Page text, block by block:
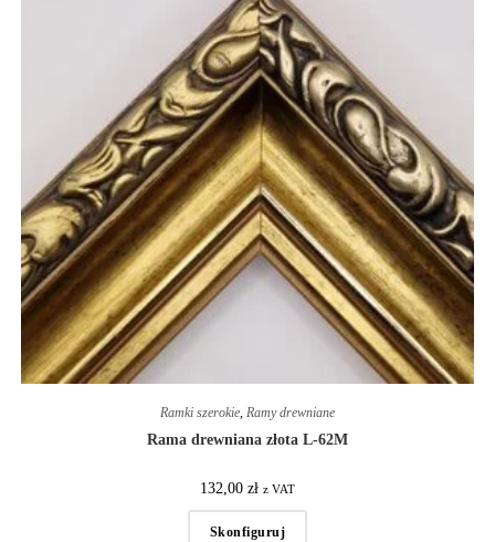
Ramki szerokie, Ramy drewniane
Rama drewniana złota L-62M
132,00 zł z VAT
Skonfiguruj